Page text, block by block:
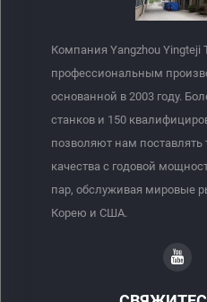
Компания Yangzhou Yingteji
профессиональным
основанной в 2003 году.
станков и 150
позволяют нам поставлять
качества с годовой
пар, обслуживая мировые
Корею и США.